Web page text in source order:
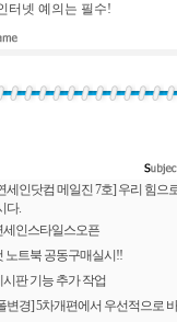
터넷 예의는 필수!
세인닷컴 메일진 7호] 우리 힘으
다.
세인스타일스오픈
노트북 공동구매실시!!
시판 기능 추가 작업
변경] 5차개편에서 우선적으로